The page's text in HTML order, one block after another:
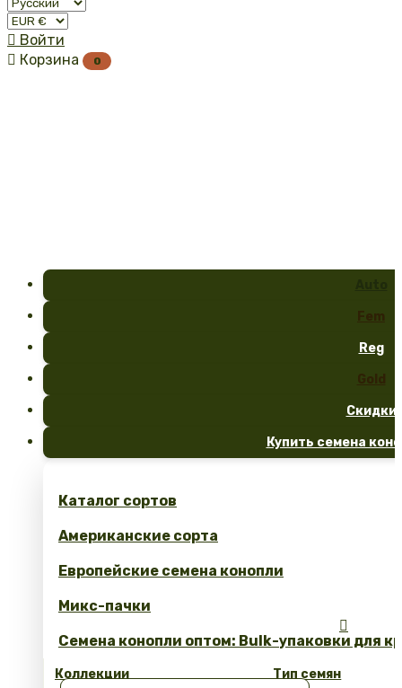
 Войти
 Корзина 0
Fem
Reg
Gold
Скидки
Купить семена
Каталог сортов
Американские сорта
Европейские семена конопли
Микс-пачки
Семена конопли оптом: Bulk-упаковки для
Коллекции Тип семян
